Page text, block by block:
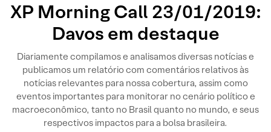
XP Morning Call 23/01/2019:
Davos em destaque
Diariamente compilamos e analisamos diversas notícias e
publicamos um relatório com comentários relativos às
notícias relevantes para nossa cobertura, assim como
eventos importantes para monitorar no cenário político e
macroeconômico, tanto no Brasil quanto no mundo, e seus
respectivos impactos para a bolsa brasileira.